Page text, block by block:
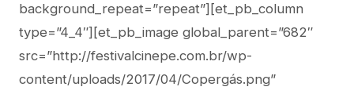
background_repeat=”repeat”][et_pb_column
type=”4_4″][et_pb_image global_parent=”682″
src=”http://festivalcinepe.com.br/wp-
content/uploads/2017/04/Copergás.png”